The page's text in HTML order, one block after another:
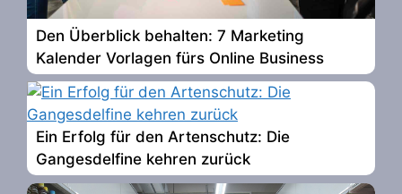
Den Überblick behalten: 7 Marketing
Kalender Vorlagen fürs Online Business
Ein Erfolg für den Artenschutz: Die
Gangesdelfine kehren zurück